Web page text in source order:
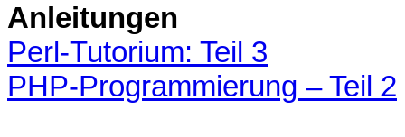
Anleitungen
Perl-Tutorium: Teil 3
PHP-Programmierung – Teil 2